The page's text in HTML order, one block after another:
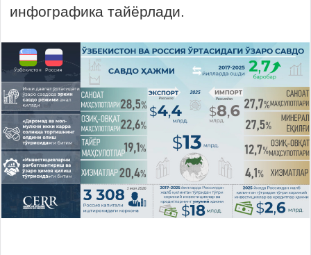
инфографика тайёрлади.